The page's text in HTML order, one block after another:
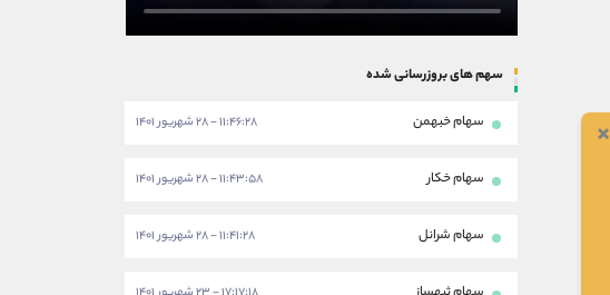
سهم های بروزرسانی شده
سهام خبهمن ۱۱:۴۶:۲۸ - ۲۸ شهریور ۱۴۰۱
سهام خکار ۱۱:۴۳:۵۸ - ۲۸ شهریور ۱۴۰۱
سهام شرانل ۱۱:۴۱:۲۸ - ۲۸ شهریور ۱۴۰۱
×